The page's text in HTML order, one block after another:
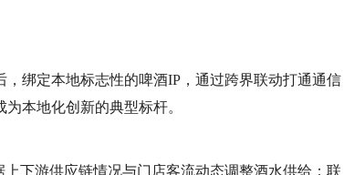
绑定本地标志性的啤酒IP，通过跨界联动打通通信
本地化创新的典型标杆。
下游供应链情况与门店客流动态调整酒水供给；联